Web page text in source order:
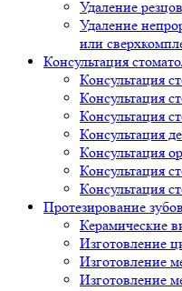
Удаление
Удаление
или
Консультация
Консультация
Консультация
Консультация
Консультация
Консультация
Консультация
Консультация
Протезирование зубов
Керамические
Изготовление
Изготовление
Изготовление